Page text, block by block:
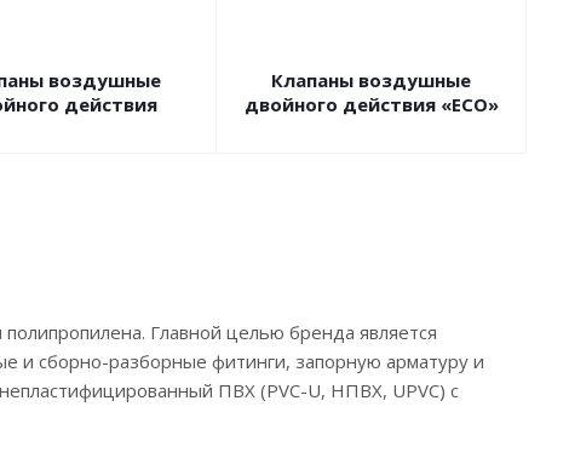
воздушные
действия
Клапаны воздушные
двойного действия «ECO»
Главной целью бренда является
и сборно-разборные фитинги, запорную арматуру и
ПВХ (PVC-U, ​НПВХ, ​UPVC) с